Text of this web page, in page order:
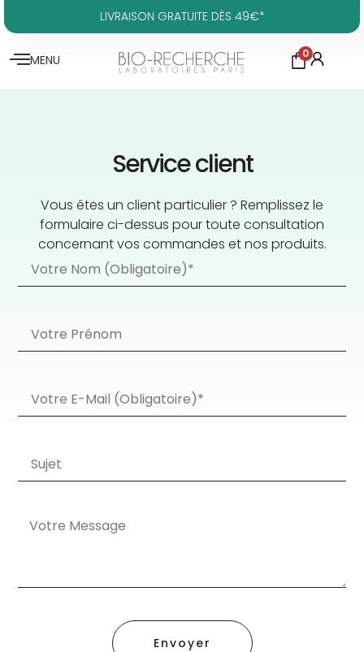
LIVRAISON GRATUITE DÈS 49€*
MENU 0
Service client
Vous êtes un client particulier ? Remplissez le
formulaire ci-dessus pour toute consultation
concernant vos commandes et nos produits.
Envoyer